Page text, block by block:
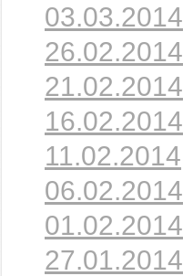
03.03.2014
26.02.2014
21.02.2014
16.02.2014
11.02.2014
06.02.2014
01.02.2014
27.01.2014